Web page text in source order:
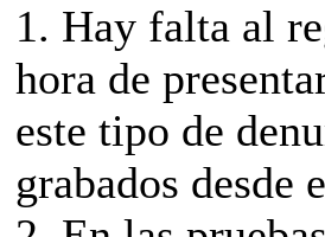
1. Hay falta al
hora de
este tipo de
grabados desde